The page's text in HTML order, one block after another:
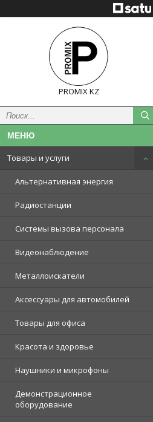
PROMIX KZ
Товары и услуги
Альтернативная энергия
Радиостанции
Системы вызова персонала
Видеонаблюдение
Металлоискатели
Аксессуары для автомобилей
Товары для офиса
Красота и здоровье
Наушники и микрофоны
Демонстрационное
оборудование